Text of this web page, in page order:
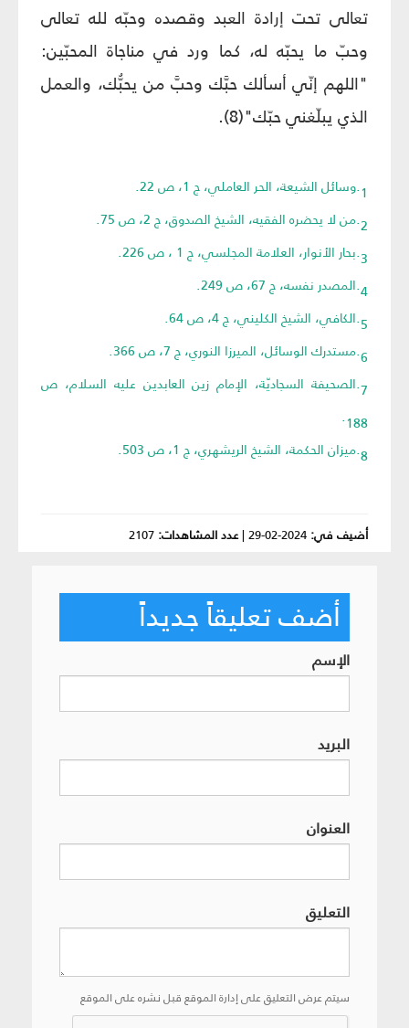
تعالى تحت إرادة العبد وقصده وحبّه لله تعالى
وحبّ ما يحبّه له، كما ورد في مناجاة المحبّين:
"اللهم إنّي أسألك حبَّك وحبَّ من يحبُّك، والعمل
الذي يبلّغني حبّك"(8).
1.وسائل الشيعة، الحر العاملي، ج 1، ص 22.
2.من لا يحضره الفقيه، الشيخ الصدوق، ج 2، ص 75.
3.بحار الأنوار، العلامة المجلسي، ج 1 ، ص 226.
4.المصدر نفسه، ج 67، ص 249.
5.الكافي، الشيخ الكليني، ج 4، ص 64.
6.مستدرك الوسائل، الميرزا النوري، ج 7، ص 366.
7.الصحيفة السجاديّة، الإمام زين العابدين عليه السلام، ص
188.
8.ميزان الحكمة، الشيخ الريشهري، ج 1، ص 503.
أضيف في: 2024-02-29
|عدد المشاهدات: 2107
أضف تعليقاً جديداً
الإسم
البريد
العنوان
التعليق
سيتم عرض التعليق على إدارة الموقع قبل نشره على الموقع